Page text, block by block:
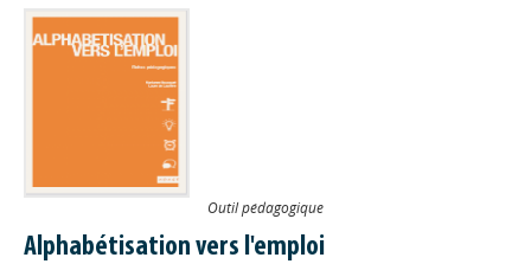
Outil pédagogique
Alphabétisation vers l'emploi